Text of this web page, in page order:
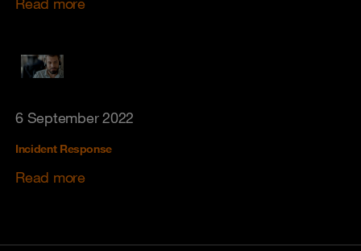
6 September 2022
Incident Response
Read more